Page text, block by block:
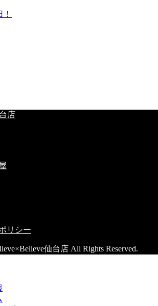
リシー
仙台店 All Rights Reserved.